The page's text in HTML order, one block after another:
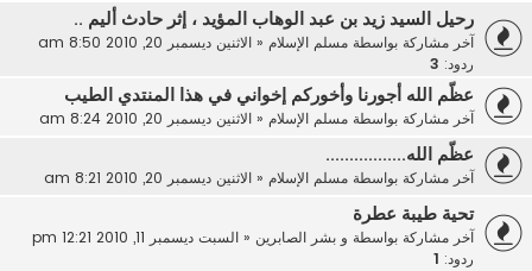
رحيل السيد زيد بن عبد الوهاب المؤيد ، إثر حادث أليم ..
آخر مشاركة بواسطة مسلم الإسلام« الاثنين ديسمبر 20, 2010 8:50 am
ردود: 3
عظّم الله أجورنا وأخوركم إخواني في هذا المنتدي الطيب
آخر مشاركة بواسطة مسلم الإسلام« الاثنين ديسمبر 20, 2010 8:24 am
عظّم الله.................
آخر مشاركة بواسطة مسلم الإسلام« الاثنين ديسمبر 20, 2010 8:21 am
تحية طيبة عطرة
آخر مشاركة بواسطة و بشر الصابرين« السبت ديسمبر 11, 2010 12:21 pm
ردود: